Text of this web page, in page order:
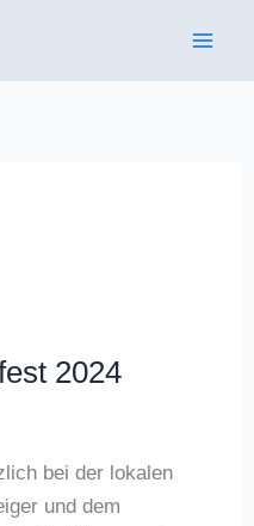
2024
bei der lokalen
und dem